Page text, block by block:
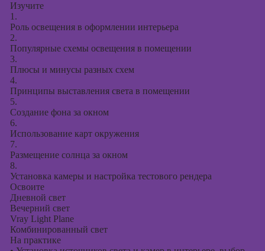
Изучите
1.
Роль освещения в оформлении интерьера
2.
Популярные схемы освещения в помещении
3.
Плюсы и минусы разных схем
4.
Принципы выставления света в помещении
5.
Создание фона за окном
6.
Использование карт окружения
7.
Размещение солнца за окном
8.
Установка камеры и настройка тестового рендера
Освоите
Дневной свет
Вечерний свет
Vray Light Plane
Комбинированный свет
На практике